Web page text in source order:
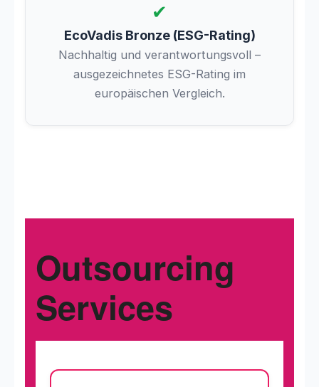
✔
EcoVadis Bronze (ESG-Rating)
Nachhaltig und verantwortungsvoll –
ausgezeichnetes ESG-Rating im
europäischen Vergleich.
Outsourcing
Services